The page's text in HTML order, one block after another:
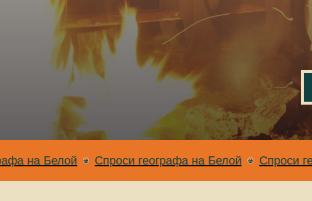
Спроси географа на Белой Спроси географа